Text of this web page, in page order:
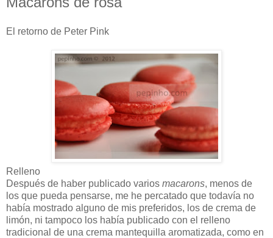
El retorno de Peter Pink
Relleno
Después de haber publicado varios macarons, menos de
los que pueda pensarse, me he percatado que todavía no
había mostrado alguno de mis preferidos, los de crema de
limón, ni tampoco los había publicado con el relleno
tradicional de una crema mantequilla aromatizada, como en